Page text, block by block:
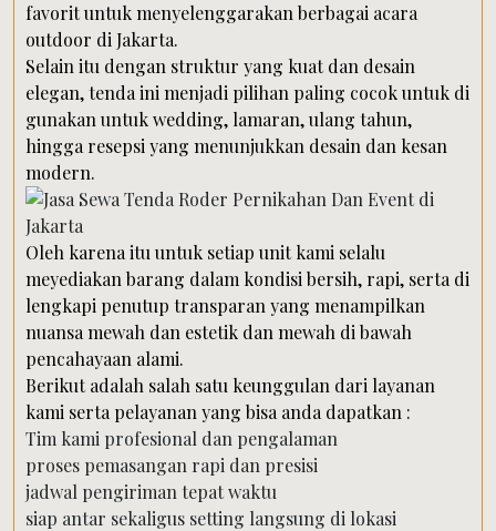
favorit untuk menyelenggarakan berbagai acara
outdoor di Jakarta.
Selain itu dengan struktur yang kuat dan desain
elegan, tenda ini menjadi pilihan paling cocok untuk di
gunakan untuk wedding, lamaran, ulang tahun,
hingga resepsi yang menunjukkan desain dan kesan
modern.
Oleh karena itu untuk setiap unit kami selalu
meyediakan barang dalam kondisi bersih, rapi, serta di
lengkapi penutup transparan yang menampilkan
nuansa mewah dan estetik dan mewah di bawah
pencahayaan alami.
Berikut adalah salah satu keunggulan dari layanan
kami serta pelayanan yang bisa anda dapatkan :
Tim kami profesional dan pengalaman
proses pemasangan rapi dan presisi
jadwal pengiriman tepat waktu
siap antar sekaligus setting langsung di lokasi